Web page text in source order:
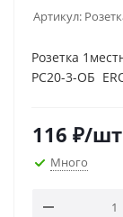
Артикул:
Розетка
РС20-3-ОБ
116 ₽/шт
Много